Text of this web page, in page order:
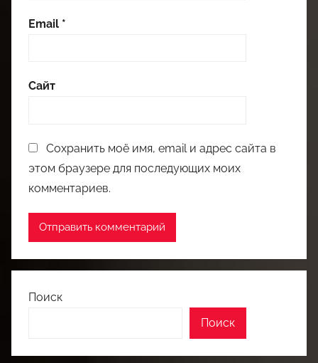
Email *
Сайт
Сохранить моё имя, email и адрес сайта в
этом браузере для последующих моих
комментариев.
Поиск
Поиск